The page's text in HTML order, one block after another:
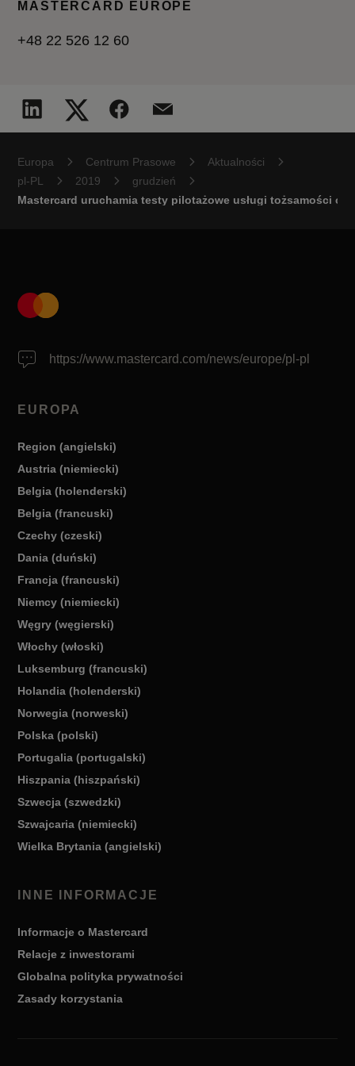
MASTERCARD EUROPE
+48 22 526 12 60
Europa Centrum Prasowe
Aktualności
pl-PL
2019
grudzień
Mastercard uruchamia testy pilotażowe usługi tożsamości
https://www.mastercard.com/news/europe/pl-pl
EUROPA
Region (angielski)
Austria (niemiecki)
Belgia (holenderski)
Belgia (francuski)
Czechy (czeski)
Dania (duński)
Francja (francuski)
Niemcy (niemiecki)
Węgry (węgierski)
Włochy (włoski)
Luksemburg (francuski)
Holandia (holenderski)
Norwegia (norweski)
Polska (polski)
Portugalia (portugalski)
Hiszpania (hiszpański)
Szwecja (szwedzki)
Szwajcaria (niemiecki)
Wielka Brytania (angielski)
INNE INFORMACJE
Informacje o Mastercard
Relacje z inwestorami
Globalna polityka prywatności
Zasady korzystania